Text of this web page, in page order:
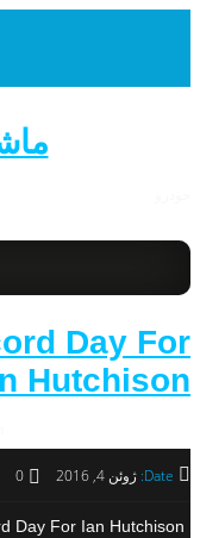
Day For
Hutchison
Date: ژوئن 4, 2016 0
Day For Ian Hutchison